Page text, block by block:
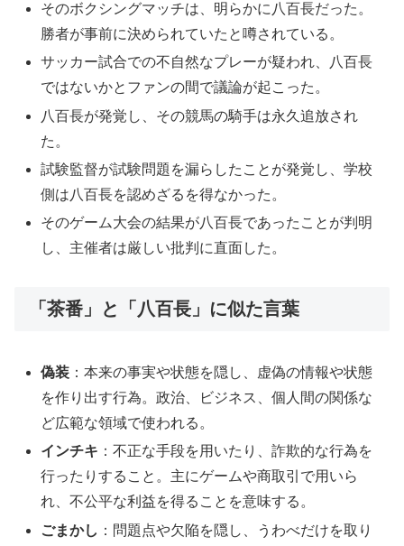
そのボクシングマッチは、明らかに八百長だった。
勝者が事前に決められていたと噂されている。
サッカー試合での不自然なプレーが疑われ、八百長
ではないかとファンの間で議論が起こった。
八百長が発覚し、その競馬の騎手は永久追放され
た。
試験監督が試験問題を漏らしたことが発覚し、学校
側は八百長を認めざるを得なかった。
そのゲーム大会の結果が八百長であったことが判明
し、主催者は厳しい批判に直面した。
「茶番」と「八百長」に似た言葉
偽装 ：本来の事実や状態を隠し、虚偽の情報や状態
を作り出す行為。政治、ビジネス、個人間の関係な
ど広範な領域で使われる。
インチキ ：不正な手段を用いたり、詐欺的な行為を
行ったりすること。主にゲームや商取引で用いら
れ、不公平な利益を得ることを意味する。
ごまかし ：問題点や欠陥を隠し、うわべだけを取り